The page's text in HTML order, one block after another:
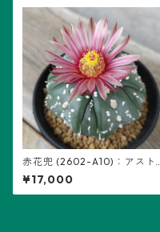
赤花兜 (2602-A10)：アスト
ロフィツム属 ※実生、五稜+複
稜あり
¥17,000